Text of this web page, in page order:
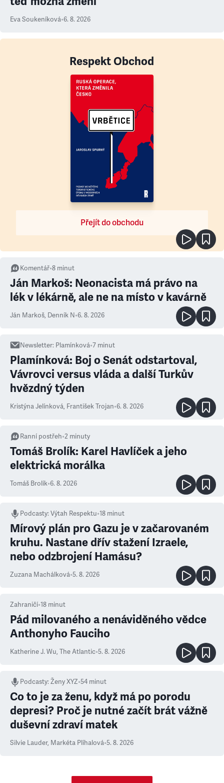
Eva Soukeníková•6. 8. 2026
Respekt Obchod
Přejít do obchodu
Komentář•8 minut
Ján Markoš: Neonacista má právo na
lék v lékárně, ale ne na místo v kavárně
Ján Markoš, Denník N•6. 8. 2026
Newsletter: Plamínková•7 minut
Plamínková: Boj o Senát odstartoval,
Vávrovci versus vláda a další Turkův
hvězdný týden
Kristýna Jelínková, František Trojan•6. 8. 2026
Ranní postřeh•2 minuty
Tomáš Brolík: Karel Havlíček a jeho
elektrická morálka
Tomáš Brolík•6. 8. 2026
Podcasty:Výtah Respektu•18 minut
Mírový plán pro Gazu je v začarovaném
kruhu. Nastane dřív stažení Izraele,
nebo odzbrojení Hamásu?
Zuzana Machálková•5. 8. 2026
Zahraničí•18 minut
Pád milovaného a nenáviděného vědce
Anthonyho Fauciho
Katherine J. Wu, The Atlantic•5. 8. 2026
Podcasty:Ženy XYZ•54 minut
Co to je za ženu, když má po porodu
depresi? Proč je nutné začít brát vážně
duševní zdraví matek
Silvie Lauder, Markéta Plíhalová•5. 8. 2026